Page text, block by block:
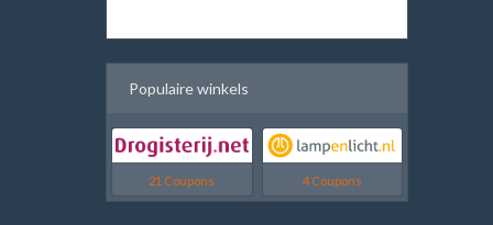
Populaire winkels
21 Coupons 4 Coupons